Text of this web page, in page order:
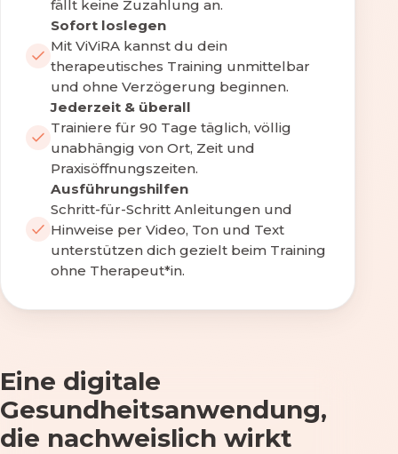
fällt keine Zuzahlung an.
Sofort loslegen
Mit ViViRA kannst du dein
therapeutisches Training unmittelbar
und ohne Verzögerung beginnen.
Jederzeit & überall
Trainiere für 90 Tage täglich, völlig
unabhängig von Ort, Zeit und
Praxisöffnungszeiten.
Ausführungshilfen
Schritt-für-Schritt Anleitungen und
Hinweise per Video, Ton und Text
unterstützen dich gezielt beim Training
ohne Therapeut*in.
Eine digitale
Gesundheitsanwendung,
die nachweislich wirkt